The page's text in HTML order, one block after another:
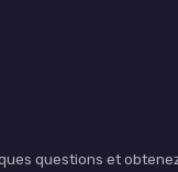
questions et